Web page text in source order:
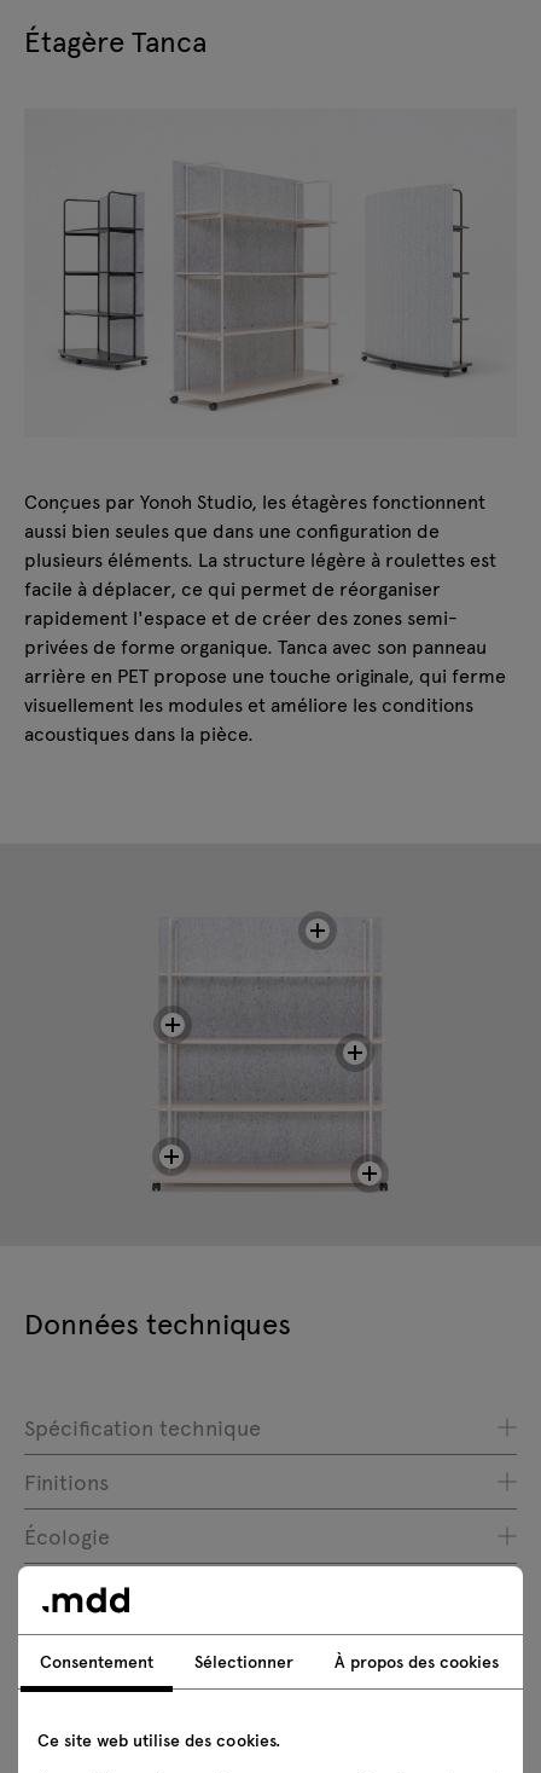
Étagère Tanca
Conçues par Yonoh Studio, les étagères fonctionnent
aussi bien seules que dans une configuration de
plusieurs éléments. La structure légère à roulettes est
facile à déplacer, ce qui permet de réorganiser
rapidement l'espace et de créer des zones semi-
privées de forme organique. Tanca avec son panneau
arrière en PET propose une touche originale, qui ferme
visuellement les modules et améliore les conditions
acoustiques dans la pièce.
Données techniques
Spécification technique
Finitions
Écologie
Téléchargements
Consentement Sélectionner À propos des cookies
Ce site web utilise des cookies.